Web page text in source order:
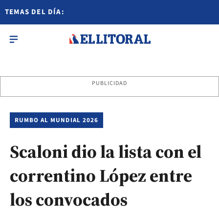
TEMAS DEL DÍA:
PUBLICIDAD
RUMBO AL MUNDIAL 2026
Scaloni dio la lista con el
correntino López entre
los convocados